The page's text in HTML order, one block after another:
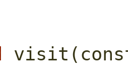
visit(